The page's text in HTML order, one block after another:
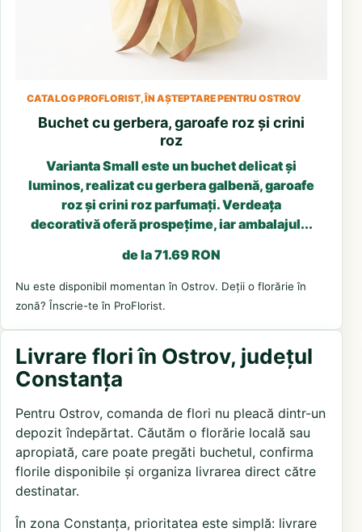
CATALOG PROFLORIST, ÎN AȘTEPTARE PENTRU OSTROV
Buchet cu gerbera, garoafe roz și crini
roz
Varianta Small este un buchet delicat și
luminos, realizat cu gerbera galbenă, garoafe
roz și crini roz parfumați. Verdeața
decorativă oferă prospețime, iar ambalajul...
de la 71.69 RON
Nu este disponibil momentan în Ostrov. Deții o florărie în
zonă? Înscrie-te în ProFlorist.
Livrare flori în Ostrov, județul
Constanța
Pentru Ostrov, comanda de flori nu pleacă dintr-un
depozit îndepărtat. Căutăm o florărie locală sau
apropiată, care poate pregăti buchetul, confirma
florile disponibile și organiza livrarea direct către
destinatar.
În zona Constanța, prioritatea este simplă: livrare